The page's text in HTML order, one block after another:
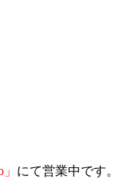
にて営業中です。